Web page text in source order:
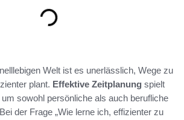
Welt ist es unerlässlich, Wege zu
plant. Effektive Zeitplanung spielt
sowohl persönliche als auch berufliche
der Frage „Wie lerne ich, effizienter zu